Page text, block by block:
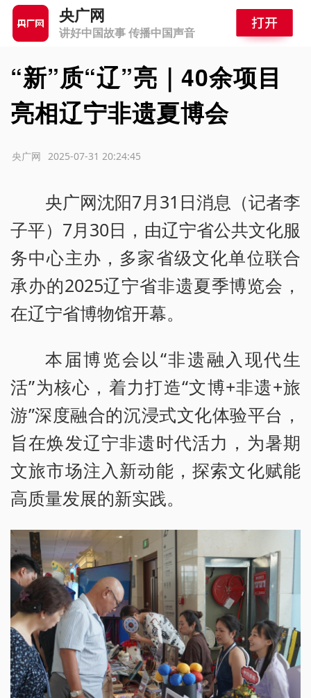
央广网
讲好中国故事 传播中国声音
“新”质“辽”亮｜40余项目
亮相辽宁非遗夏博会
2025-07-31 20:24:45
央广网
央广网沈阳7月31日消息（记者李
子平）7月30日，由辽宁省公共文化服
务中心主办，多家省级文化单位联合
承办的2025辽宁省非遗夏季博览会，
在辽宁省博物馆开幕。
本届博览会以“非遗融入现代生
活”为核心，着力打造“文博+非遗+旅
游”深度融合的沉浸式文化体验平台，
旨在焕发辽宁非遗时代活力，为暑期
文旅市场注入新动能，探索文化赋能
高质量发展的新实践。